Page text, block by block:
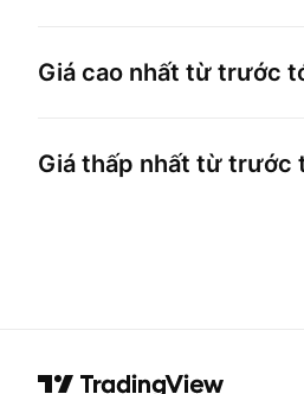
Giá cao nhất từ trước
Giá thấp nhất từ trước